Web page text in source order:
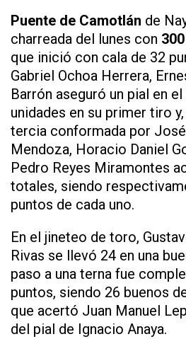
Puente de Camotlán de
charreada del lunes con
que inició con cala de 32
Gabriel Ochoa Herrera,
Barrón aseguró un pial en
unidades en su primer tiro
tercia conformada por
Mendoza, Horacio Daniel
Pedro Reyes Miramontes
totales, siendo
puntos de cada uno.
En el jineteo de toro,
Rivas se llevó 24 en una
paso a una terna fue
puntos, siendo 26 buenos
que acertó Juan Manuel
del pial de Ignacio Anaya.